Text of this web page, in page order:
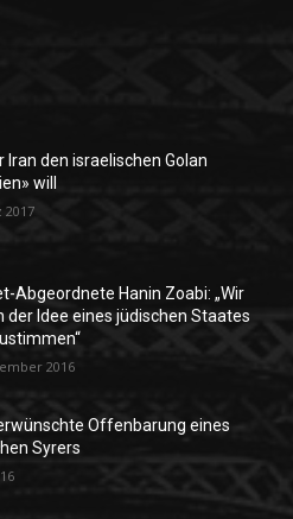
Iran den israelischen Golan
will
2017
Abgeordnete Hanin Zoabi: „Wir
der Idee eines jüdischen Staates
2016
Offenbarung eines
Syrers